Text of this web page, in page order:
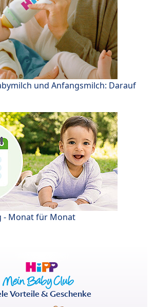
und Anfangsmilch: Darauf
- Monat für Monat
Vorteile & Geschenke